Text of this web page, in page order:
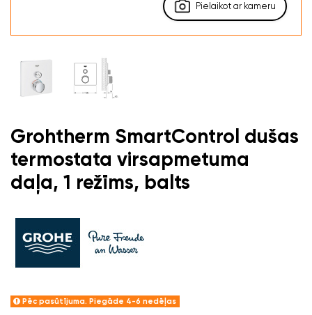
Pielaikot ar kameru
Grohtherm SmartControl dušas
termostata virsapmetuma
daļa, 1 režīms, balts
Pēc pasūtījuma. Piegāde 4-6 nedēļas